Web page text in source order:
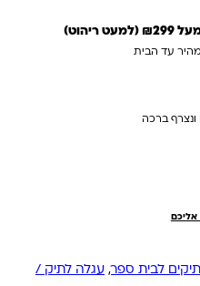
עד הבית
ונצרף ברכה
אליכם
לבית ספר, עגלה לתיק /